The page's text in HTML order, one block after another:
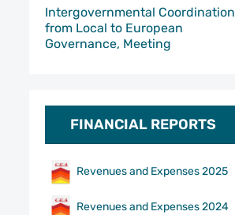
Intergovernmental Coordination
from Local to European
Governance, Meeting
FINANCIAL REPORTS
Revenues and Expenses 2025
Revenues and Expenses 2024